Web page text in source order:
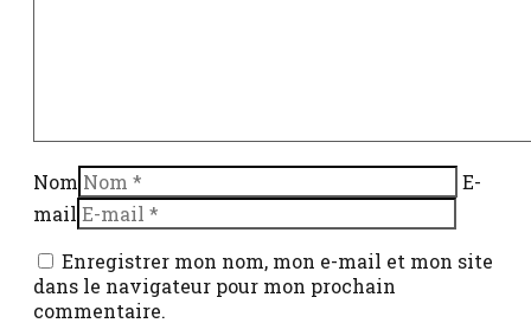
Nom
E-
mail
Enregistrer mon nom, mon e-mail et mon site
dans le navigateur pour mon prochain
commentaire.